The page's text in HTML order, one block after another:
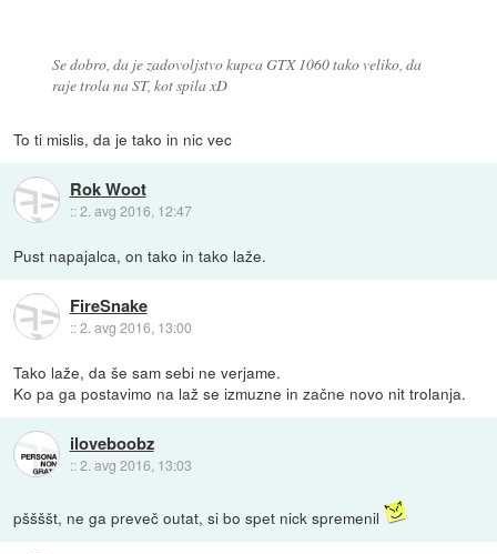
Se dobro, da je zadovoljstvo kupca GTX 1060 tako veliko, da
raje trola na ST, kot spila xD
To ti mislis, da je tako in nic vec
Rok Woot
::2. avg 2016, 12:47
Pust napajalca, on tako in tako laže.
FireSnake
::2. avg 2016, 13:00
Tako laže, da še sam sebi ne verjame.
Ko pa ga postavimo na laž se izmuzne in začne novo nit trolanja.
iloveboobz
::2. avg 2016, 13:03
pššššt, ne ga preveč outat, si bo spet nick spremenil